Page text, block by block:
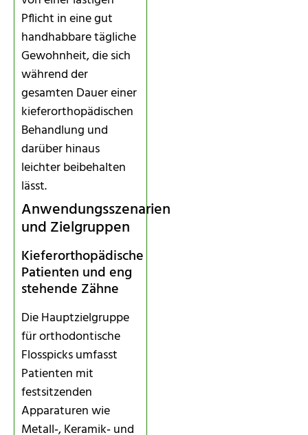
Pflicht in eine gut
handhabbare tägliche
Gewohnheit, die sich
während der
gesamten Dauer einer
kieferorthopädischen
Behandlung und
darüber hinaus
leichter beibehalten
lässt.
Anwendungsszenarien
und Zielgruppen
Kieferorthopädische
Patienten und eng
stehende Zähne
Die Hauptzielgruppe
für orthodontische
Flosspicks umfasst
Patienten mit
festsitzenden
Apparaturen wie
Metall‑, Keramik‑ und